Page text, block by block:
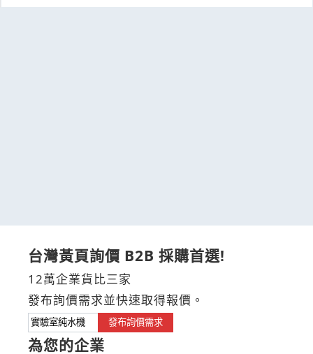
台灣黃頁詢價 B2B 採購首選!
12萬企業貨比三家
發布詢價需求並快速取得報價。
發布詢價需求
為您的企業